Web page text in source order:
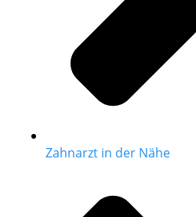
Zahnarzt in der Nähe